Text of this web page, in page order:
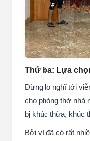
Thứ ba: Lựa
Đừng lo nghĩ tới
cho phòng thờ nhà
bị khúc thừa, khúc
Bởi vì đã có rất